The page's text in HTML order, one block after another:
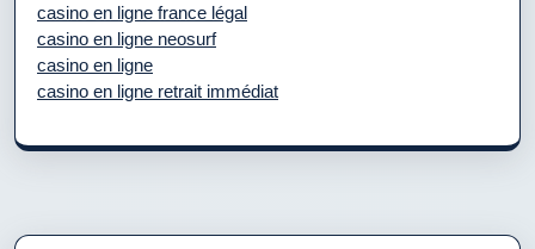
casino en ligne france légal
casino en ligne neosurf
casino en ligne
casino en ligne retrait immédiat